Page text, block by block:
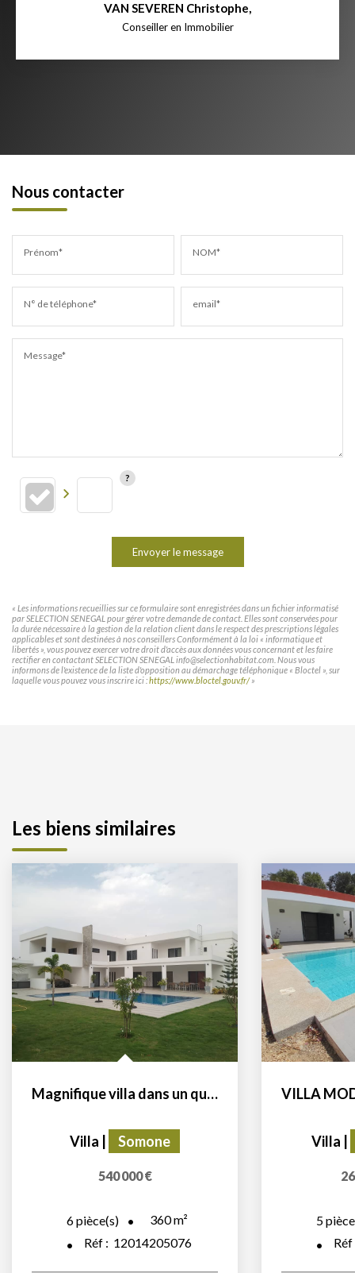
VAN SEVEREN Christophe,
Conseiller en Immobilier
Nous contacter
Prénom* NOM*
N° de téléphone* email*
Message*
Envoyer le message
« Les informations recueillies sur ce formulaire sont enregistrées dans un fichier informatisé
par SELECTION SENEGAL pour gérer votre demande de contact. Elles sont conservées pour
la durée nécessaire à la gestion de la relation client dans le respect des prescriptions légales
applicables et sont destinées à nos conseillers Conformément à la loi « informatique et
libertés », vous pouvez exercer votre droit d'accès aux données vous concernant et les faire
rectifier en contactant SELECTION SENEGAL info@selectionhabitat.com. Nous vous
informons de l'existence de la liste d'opposition au démarchage téléphonique « Bloctel », sur
laquelle vous pouvez vous inscrire ici :https://www.bloctel.gouv.fr/»
Les biens similaires
Magnifique villa dans un quartier résidentiel
Villa Somone
540 000 €
6pièce(s) 360m²
Réf : 12014205076
Villa
5